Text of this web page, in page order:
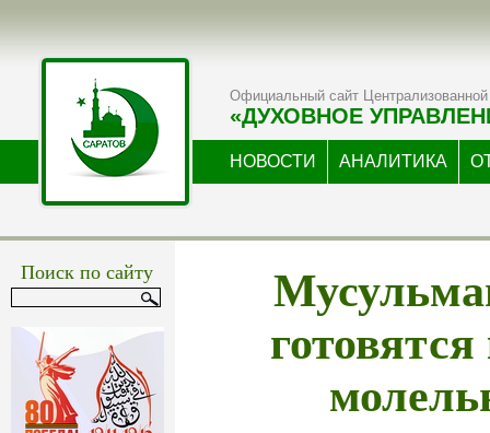
Официальный сайт Централизованной
«ДУХОВНОЕ
НОВОСТИ АНАЛИТИКА
Поиск по сайту